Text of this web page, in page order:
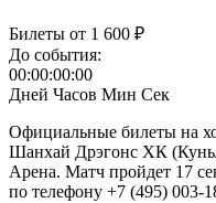
Билеты от 1 600 ₽
До события:
00:00:00:00
Дней Часов Мин Сек
Официальные билеты на
Шанхай Дрэгонс ХК
Арена. Матч пройдет 17
по телефону +7 (495) 003-